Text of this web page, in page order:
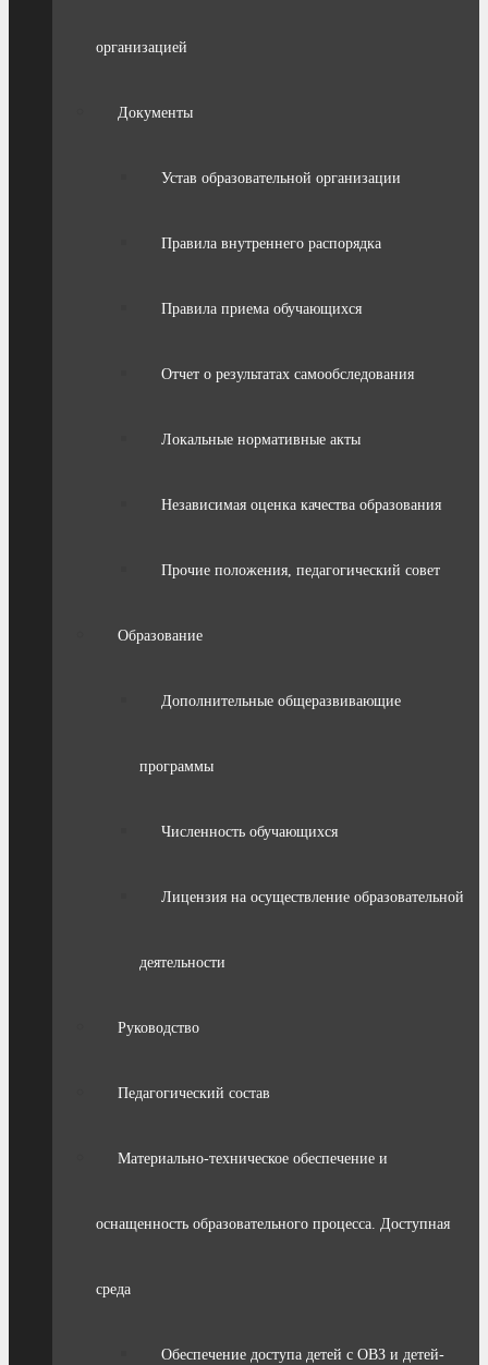
организацией
Документы
Устав образовательной организации
Правила внутреннего распорядка
Правила приема обучающихся
Отчет о результатах самообследования
Локальные нормативные акты
Независимая оценка качества образования
Прочие положения, педагогический совет
Образование
Дополнительные общеразвивающие
программы
Численность обучающихся
Лицензия на осуществление образовательной
деятельности
Руководство
Педагогический состав
Материально-техническое обеспечение и
оснащенность образовательного процесса. Доступная
среда
Обеспечение доступа детей с ОВЗ и детей-